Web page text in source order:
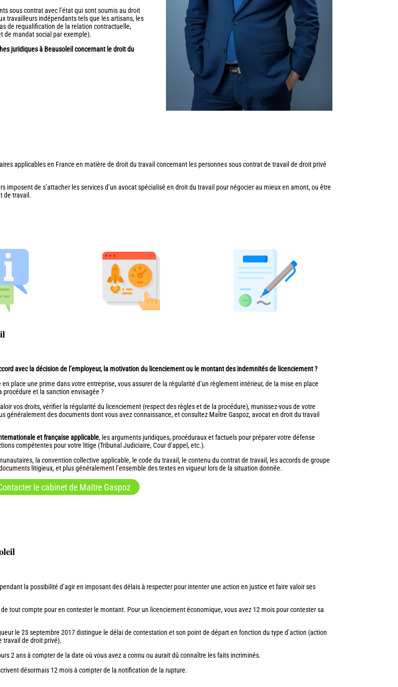
sous contrat avec l’état qui sont soumis au droit
travailleurs indépendants tels que les artisans, les
de requalification de la relation contractuelle,
de mandat social par exemple).
juridiques à Beausoleil concernant le droit du
applicables en France en matière de droit du travail concernant les personnes sous contrat de travail de droit privé
de s’attacher les services d’un avocat spécialisé en droit du travail pour négocier au mieux en amont, ou être
de travail.
avec la décision de l’employeur, la motivation du licenciement ou le montant des indemnités de licenciement ?
place une prime dans votre entreprise, vous assurer de la régularité d’un règlement intérieur, de la mise en place
procédure et la sanction envisagée ?
vos droits, vérifier la régularité du licenciement (respect des règles et de la procédure), munissez-vous de votre
généralement des documents dont vous avez connaissance, et consultez Maître Gaspoz, avocat en droit du travail
et française applicable, les arguments juridiques, procéduraux et factuels pour préparer votre défense
compétentes pour votre litige (Tribunal Judiciaire, Cour d’appel, etc.).
la convention collective applicable, le code du travail, le contenu du contrat de travail, les accords de groupe
litigieux, et plus généralement l’ensemble des textes en vigueur lors de la situation donnée.
le cabinet de Maître Gaspoz
la possibilité d’agir en imposant des délais à respecter pour intenter une action en justice et faire valoir ses
tout compte pour en contester le montant. Pour un licenciement économique, vous avez 12 mois pour contester sa
le 23 septembre 2017 distingue le délai de contestation et son point de départ en fonction du type d’action (action
travail de droit privé).
2 ans à compter de la date où vous avez a connu ou aurait dû connaître les faits incriminés.
désormais 12 mois à compter de la notification de la rupture.